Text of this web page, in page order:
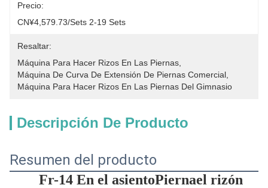
Precio:
CN¥4,579.73/sets 2-19 Sets
Resaltar:
Máquina Para Hacer Rizos En Las Piernas
Máquina De Curva De Extensión De Piernas Comercial
Máquina Para Hacer Rizos En Las Piernas Del Gimnasio
Descripción De Producto
Resumen del producto
Fr-14 En el asientoPiernael rizón